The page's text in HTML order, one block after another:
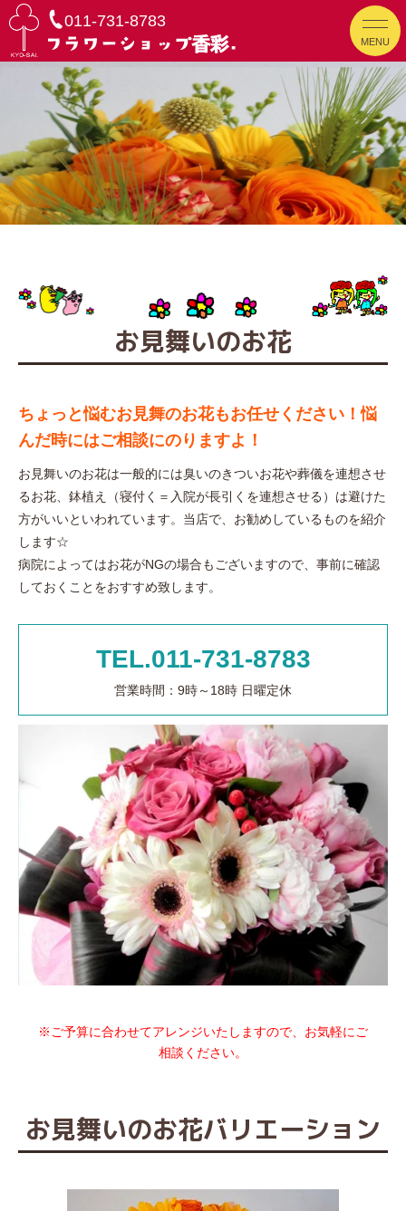
011-731-8783
MENU
お見舞いのお花
ちょっと悩むお見舞のお花もお任せください！悩
んだ時にはご相談にのりますよ！
お見舞いのお花は一般的には臭いのきついお花や葬儀を連想させ
るお花、鉢植え（寝付く＝入院が長引くを連想させる）は避けた
方がいいといわれています。当店で、お勧めしているものを紹介
します☆
病院によってはお花がNGの場合もございますので、事前に確認
しておくことをおすすめ致します。
TEL.011-731-8783
営業時間：9時～18時 日曜定休
※ご予算に合わせてアレンジいたしますので、お気軽にご
相談ください。
お見舞いのお花バリエーション